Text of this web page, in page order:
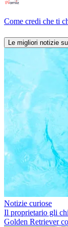
Come credi che ti
Le migliori notizie
Notizie curiose
Il proprietario gli
Golden Retriever